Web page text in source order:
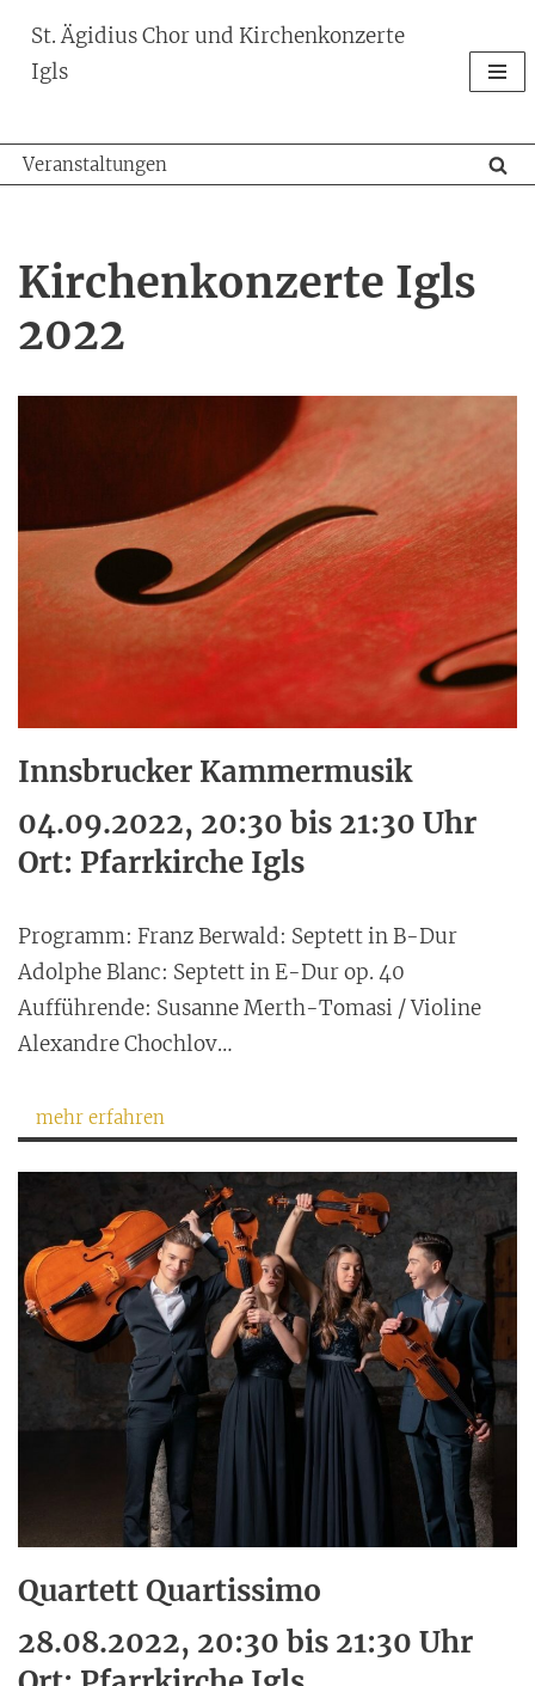
Zum
Inhalt
St. Ägidius Chor und Kirchenkonzerte
Igls
Veranstaltungen
Kirchenkonzerte Igls
2022
Innsbrucker Kammermusik
04.09.2022, 20:30 bis 21:30 Uhr
Ort: Pfarrkirche Igls
Programm: Franz Berwald: Septett in B-Dur
Adolphe Blanc: Septett in E-Dur op. 40
Aufführende: Susanne Merth-Tomasi / Violine
Alexandre Chochlov…
mehr erfahren
Quartett Quartissimo
28.08.2022, 20:30 bis 21:30 Uhr